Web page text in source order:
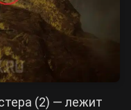
(2) — лежит